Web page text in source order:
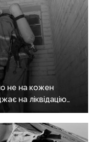
не на кожен
на ліквідацію